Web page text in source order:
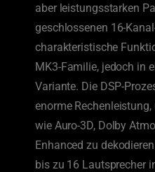
aber leistungsstarken
geschlossenen 16-
charakteristische
MK3-Familie, jedoch in
Variante. Die DSP-
enorme
wie Auro-3D, Dolby
Enhanced zu
bis zu 16 Lautsprecher